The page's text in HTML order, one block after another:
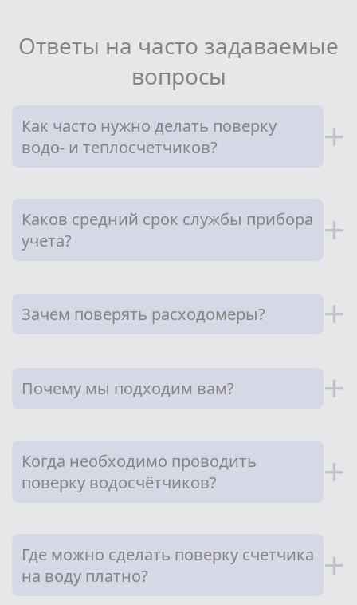
Ответы на часто задаваемые
вопросы
Как часто нужно делать поверку
водо- и теплосчетчиков?
+
Каков средний срок службы прибора
учета?
+
Зачем поверять расходомеры? +
Почему мы подходим вам? +
Когда необходимо проводить
поверку водосчётчиков?
+
Где можно сделать поверку счетчика
на воду платно?
+